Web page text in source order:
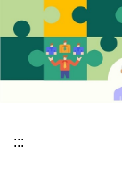
:::